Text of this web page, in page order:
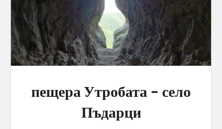
пещера Утробата – село
Пъдарци